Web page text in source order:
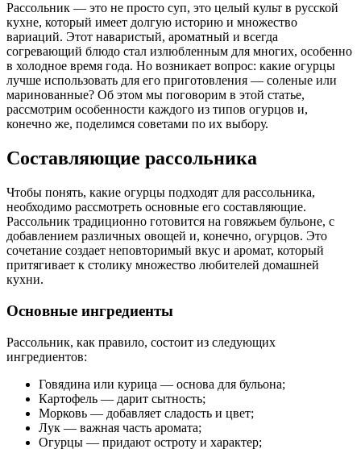
Рассольник — это не просто суп, это целый культ в русской
кухне, который имеет долгую историю и множество
вариаций. Этот наваристый, ароматный и всегда
согревающий блюдо стал излюбленным для многих, особенно
в холодное время года. Но возникает вопрос: какие огурцы
лучше использовать для его приготовления — соленые или
маринованные? Об этом мы поговорим в этой статье,
рассмотрим особенности каждого из типов огурцов и,
конечно же, поделимся советами по их выбору.
Составляющие рассольника
Чтобы понять, какие огурцы подходят для рассольника,
необходимо рассмотреть основные его составляющие.
Рассольник традиционно готовится на говяжьем бульоне, с
добавлением различных овощей и, конечно, огурцов. Это
сочетание создает неповторимый вкус и аромат, который
притягивает к столику множество любителей домашней
кухни.
Основные ингредиенты
Рассольник, как правило, состоит из следующих
ингредиентов:
Говядина или курица — основа для бульона;
Картофель — дарит сытность;
Морковь — добавляет сладость и цвет;
Лук — важная часть аромата;
Огурцы — придают остроту и характер;